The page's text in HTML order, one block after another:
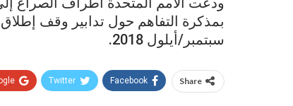
بمذكرة التفاهم حول تدابير وقف
سبتمبر/أيلول 2018.
Share
Facebook
Twitter